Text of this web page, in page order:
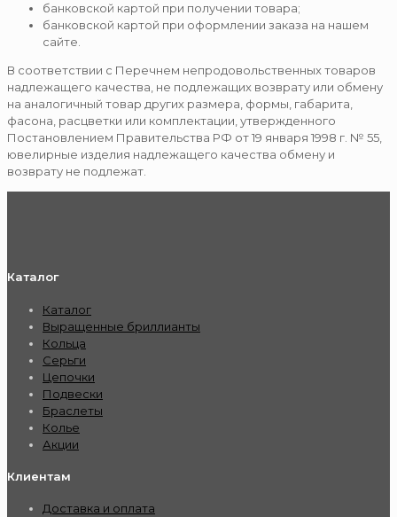
банковской картой при получении товара;
банковской картой при оформлении заказа на нашем
сайте.
В соответствии с Перечнем непродовольственных товаров
надлежащего качества, не подлежащих возврату или обмену
на аналогичный товар других размера, формы, габарита,
фасона, расцветки или комплектации, утвержденного
Постановлением Правительства РФ от 19 января 1998 г. № 55,
ювелирные изделия надлежащего качества обмену и
возврату не подлежат.
Каталог
Каталог
Выращенные бриллианты
Кольца
Серьги
Цепочки
Подвески
Браслеты
Колье
Акции
Клиентам
Доставка и оплата